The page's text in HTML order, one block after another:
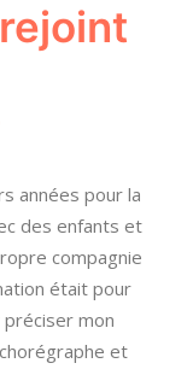
années pour la
des enfants et
compagnie
était pour
préciser mon
et